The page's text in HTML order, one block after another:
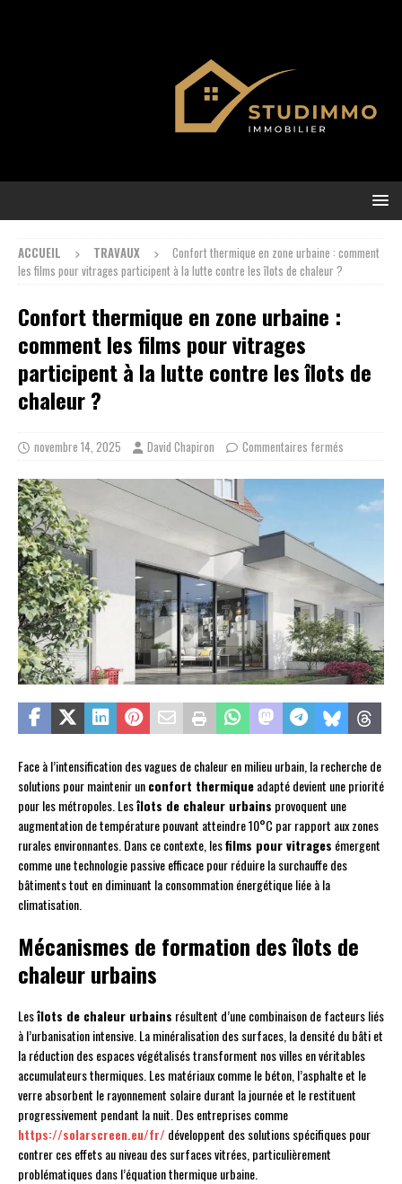
ACCUEIL TRAVAUX
Confort thermique en zone urbaine : comment
les films pour vitrages participent à la lutte contre les îlots de chaleur ?
Confort thermique en zone urbaine :
comment les films pour vitrages
participent à la lutte contre les îlots de
chaleur ?
novembre 14, 2025 David Chapiron Commentaires fermés
Face à l’intensification des vagues de chaleur en milieu urbain, la recherche de
solutions pour maintenir unconfort thermiqueadapté devient une priorité
pour les métropoles. Lesîlots de chaleur urbains provoquent une
augmentation de température pouvant atteindre 10°C par rapport aux zones
rurales environnantes. Dans ce contexte, lesfilms pour vitrages émergent
comme une technologie passive efficace pour réduire la surchauffe des
bâtiments tout en diminuant la consommation énergétique liée à la
climatisation.
Mécanismes de formation des îlots de
chaleur urbains
Lesîlots de chaleur urbains résultent d’une combinaison de facteurs liés
à l’urbanisation intensive. La minéralisation des surfaces, la densité du bâti et
la réduction des espaces végétalisés transforment nos villes en véritables
accumulateurs thermiques. Les matériaux comme le béton, l’asphalte et le
verre absorbent le rayonnement solaire durant la journée et le restituent
progressivement pendant la nuit. Des entreprises comme
https://solarscreen.eu/fr/ développent des solutions spécifiques pour
contrer ces effets au niveau des surfaces vitrées, particulièrement
problématiques dans l’équation thermique urbaine.